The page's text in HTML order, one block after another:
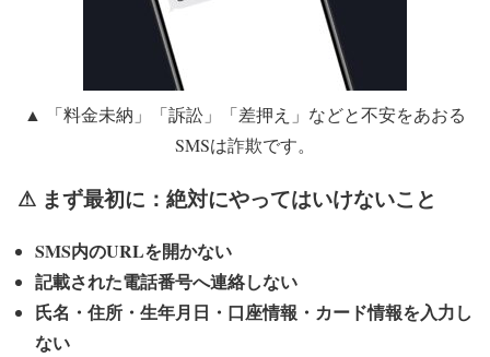
▲ 「料金未納」「訴訟」「差押え」などと不安をあおる
SMSは詐欺です。
⚠ まず最初に：絶対にやってはいけないこと
SMS内のURLを開かない
記載された電話番号へ連絡しない
氏名・住所・生年月日・口座情報・カード情報を入力し
ない